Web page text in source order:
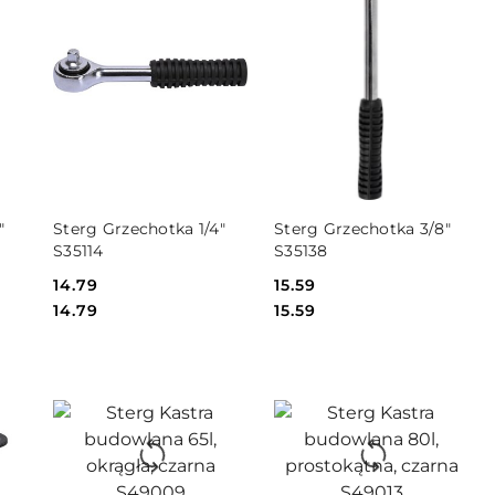
Sterg Grzechotka 1/4"
S35114
Cena:
14.79
Cena:
14.79
DO KOSZYKA
Sterg Grzechotka 3/8"
S35138
Cena:
15.59
Cena:
15.59
DO KOSZYKA